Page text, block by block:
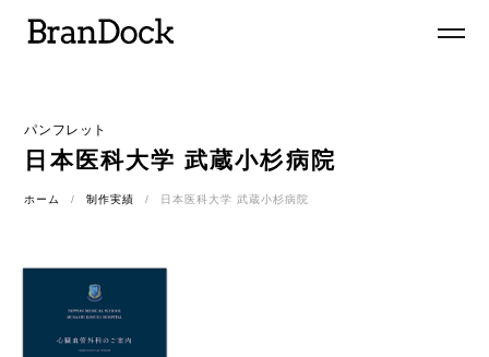
パンフレット
日本医科大学 武蔵小杉病院
ホーム 制作実績 日本医科大学 武蔵小杉病院